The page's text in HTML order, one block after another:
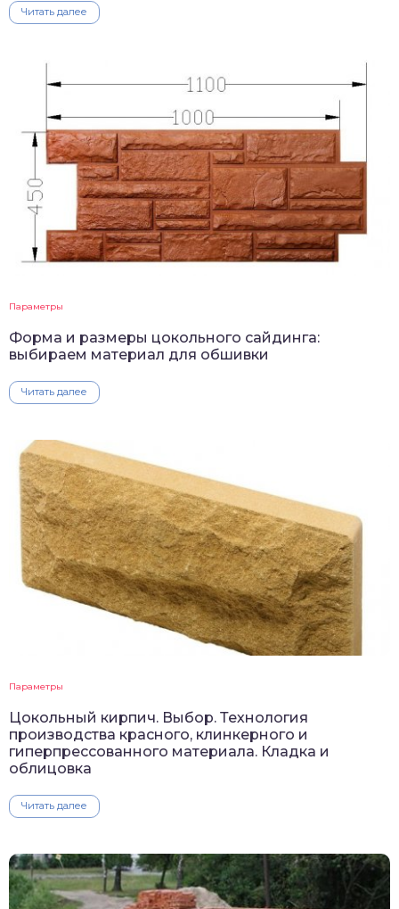
Читать далее
Параметры
Форма и размеры цокольного сайдинга:
выбираем материал для обшивки
Читать далее
Параметры
Цокольный кирпич. Выбор. Технология
производства красного, клинкерного и
гиперпрессованного материала. Кладка и
облицовка
Читать далее